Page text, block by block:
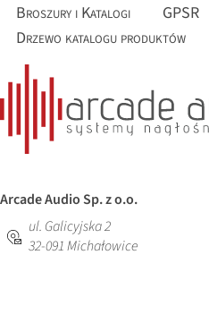
Broszury i Katalogi
GPSR
Drzewo katalogu produktów
Arcade Audio Sp. z o.o.
ul. Galicyjska 2
32-091Michałowice